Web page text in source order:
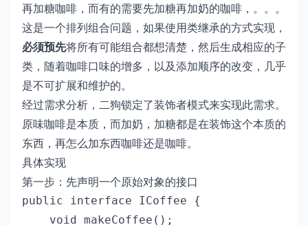
再加糖咖啡，而有的需要先加糖再加奶的咖啡，。。。
这是一个排列组合问题，如果使用类继承的方式实现，
必须预先将所有可能组合都想清楚，然后生成相应的子
类，随着咖啡口味的增多，以及添加顺序的改变，几乎
是不可扩展和维护的。
经过需求分析，二狗锁定了装饰者模式来实现此需求。
原味咖啡是本质，而加奶，加糖都是在装饰这个本质的
东西，再怎么加东西咖啡还是咖啡。
具体实现
第一步：先声明一个原始对象的接口
public interface ICoffee {
    void makeCoffee();